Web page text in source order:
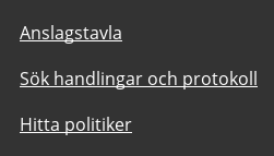
Anslagstavla
Sök handlingar och protokoll
Hitta politiker